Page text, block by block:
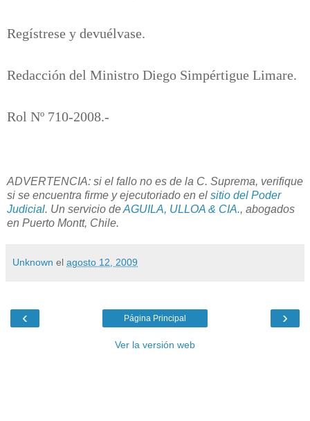
Regístrese y devuélvase.
Redacción del Ministro Diego Simpértigue Limare.
Rol Nº 710-2008.-
ADVERTENCIA: si el fallo no es de la C. Suprema, verifique
si se encuentra firme y ejecutoriado en el sitio del Poder
Judicial. Un servicio deAGUILA, ULLOA & CIA., abogados
en Puerto Montt, Chile.
Unknown el agosto 12, 2009
‹ ›
Página Principal
Ver la versión web